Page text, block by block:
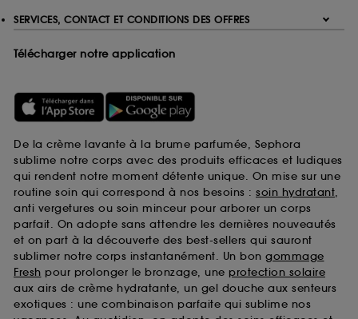
SERVICES, CONTACT ET CONDITIONS DES OFFRES
Télécharger notre application
De la crème lavante à la brume parfumée, Sephora
sublime notre corps avec des produits efficaces et ludiques
qui rendent notre moment détente unique. On mise sur une
routine soin qui correspond à nos besoins : soin hydratant,
anti vergetures ou soin minceur pour arborer un corps
parfait. On adopte sans attendre les dernières nouveautés
et on part à la découverte des best-sellers qui sauront
sublimer notre corps instantanément. Un bon gommage
Fresh pour prolonger le bronzage, une protection solaire
aux airs de crème hydratante, un gel douche aux senteurs
exotiques : une combinaison parfaite qui sublime nos